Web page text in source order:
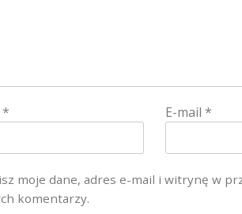
* E-mail *
moje dane, adres e-mail i witrynę w
komentarzy.